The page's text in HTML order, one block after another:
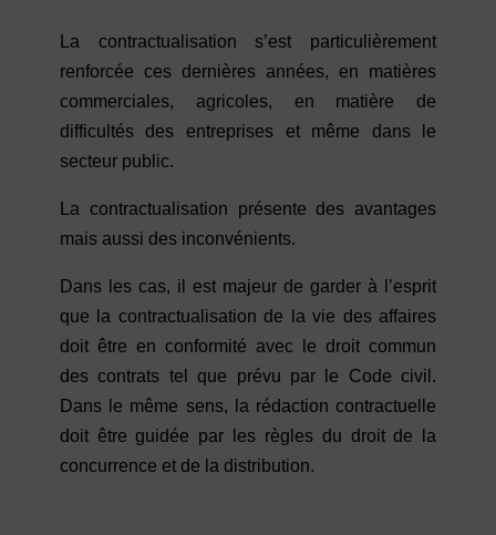
La contractualisation s’est particulièrement
renforcée ces dernières années, en matières
commerciales, agricoles, en matière de
difficultés des entreprises et même dans le
secteur public.
La contractualisation présente des avantages
mais aussi des inconvénients.
Dans les cas, il est majeur de garder à l’esprit
que la contractualisation de la vie des affaires
doit être en conformité avec le droit commun
des contrats tel que prévu par le Code civil.
Dans le même sens, la rédaction contractuelle
doit être guidée par les règles du droit de la
concurrence et de la distribution.